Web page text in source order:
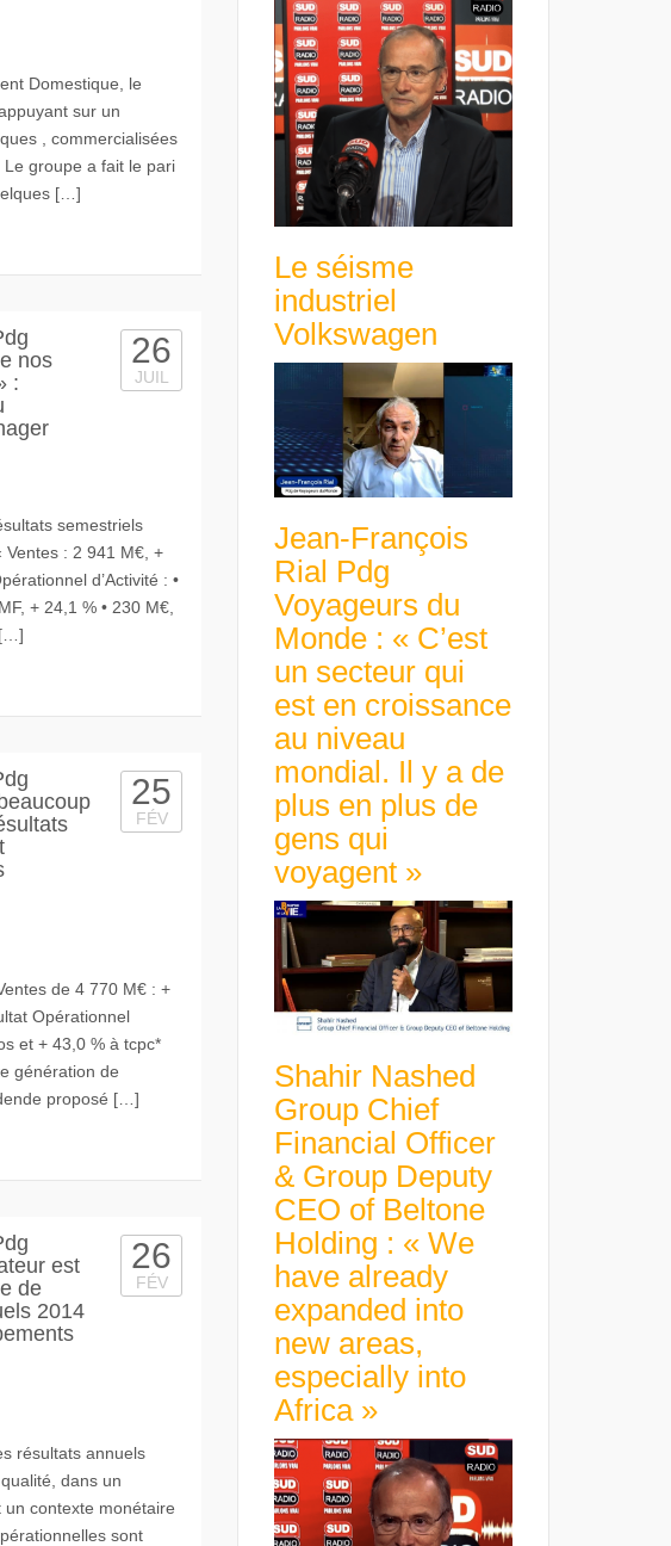
Domestique, le
sur un
, commercialisées
groupe a fait le pari
[…]
nos
:
26
JUIL
semestriels
: 2 941 M€, +
d’Activité : •
+ 24,1 % • 230 M€,
[…]
25
FÉV
de 4 770 M€ : +
Opérationnel
et + 43,0 % à tcpc*
génération de
proposé […]
est
de
2014
26
FÉV
résultats annuels
dans un
contexte monétaire
sont
Le séisme
industriel
Volkswagen
Jean-François
Rial Pdg
Voyageurs du
Monde : « C’est
un secteur qui
est en croissance
au niveau
mondial. Il y a de
plus en plus de
gens qui
voyagent »
Shahir Nashed
Group Chief
Financial Officer
& Group Deputy
CEO of Beltone
Holding : « We
have already
expanded into
new areas,
especially into
Africa »